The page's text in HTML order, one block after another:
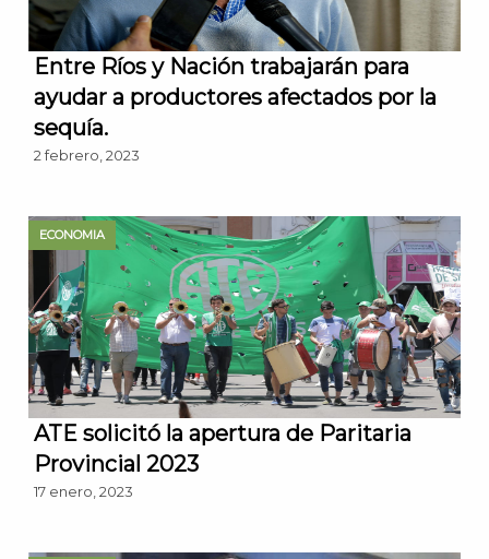
Entre Ríos y Nación trabajarán para
ayudar a productores afectados por la
sequía.
2 febrero, 2023
ECONOMIA
ATE solicitó la apertura de Paritaria
Provincial 2023
17 enero, 2023